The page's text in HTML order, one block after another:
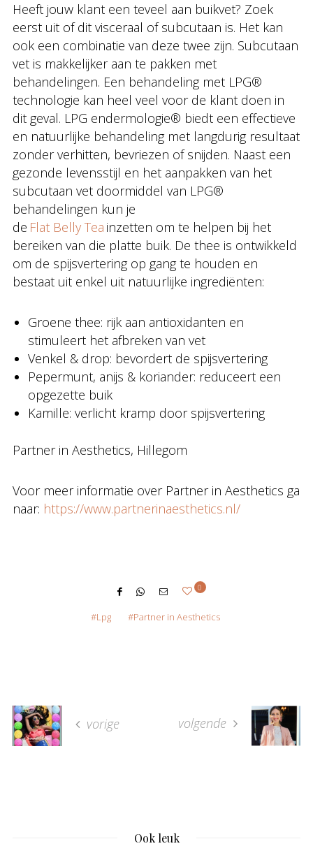
Heeft jouw klant een teveel aan buikvet? Zoek
eerst uit of dit visceraal of subcutaan is. Het kan
ook een combinatie van deze twee zijn. Subcutaan
vet is makkelijker aan te pakken met
behandelingen. Een behandeling met LPG®
technologie kan heel veel voor de klant doen in
dit geval. LPG endermologie® biedt een effectieve
en natuurlijke behandeling met langdurig resultaat
zonder verhitten, bevriezen of snijden. Naast een
gezonde levensstijl en het aanpakken van het
subcutaan vet doormiddel van LPG®
behandelingen kun je
de Flat Belly Tea inzetten om te helpen bij het
bereiken van die platte buik. De thee is ontwikkeld
om de spijsvertering op gang te houden en
bestaat uit enkel uit natuurlijke ingrediënten:
Groene thee: rijk aan antioxidanten en
stimuleert het afbreken van vet
Venkel & drop: bevordert de spijsvertering
Pepermunt, anijs & koriander: reduceert een
opgezette buik
Kamille: verlicht kramp door spijsvertering
Partner in Aesthetics, Hillegom
Voor meer informatie over Partner in Aesthetics ga
naar: https://www.partnerinaesthetics.nl/
0
Lpg Partner in Aesthetics
vorige volgende
Ook leuk